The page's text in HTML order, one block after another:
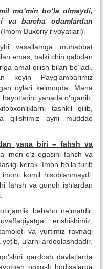
mo‘min bo‘la olmaydi,
barcha odamlardan
(Imom Buxoriy rivoyatlari).
vasallamga muhabbat
emas, balki chin qalbdan
amal qilish bilan bo‘ladi.
keyin Payg‘ambarimiz
oylari kelmoqda. Mana
yanada o‘rganib,
tashkil qilib,
qilishimiz ayni muddao
yana biri – fahsh va
imon o‘z egasini fahsh va
kerak. Imon bo‘la turib
komil hisoblanmaydi.
va gunoh ishlardan
bebaho ne'matdir.
erishishimiz,
va yurtimiz ravnaqi
ularni ardoqlashdadir.
qardosh davlatlarda
noxush hodisalarga